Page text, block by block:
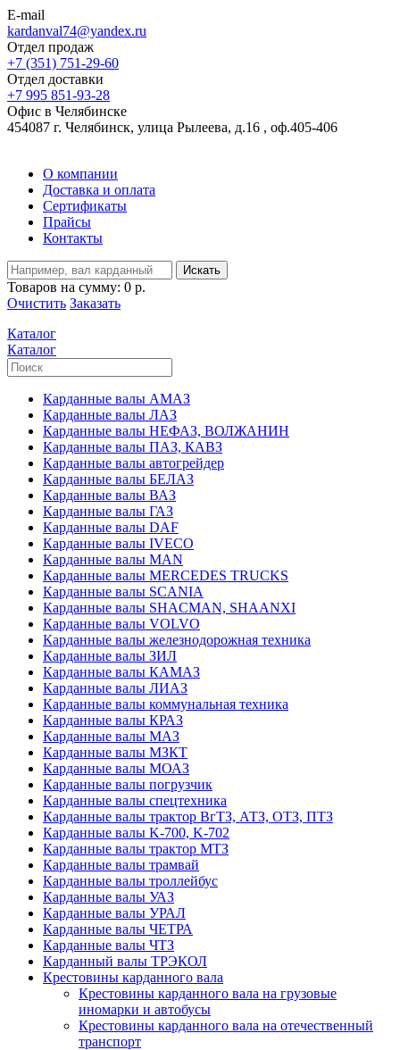
E-mail
kardanval74@yandex.ru
Отдел продаж
+7 (351) 751-29-60
Отдел доставки
+7 995 851-93-28
Офис в Челябинске
454087 г. Челябинск, улица Рылеева, д.16 , оф.405-406
О компании
Доставка и оплата
Сертификаты
Прайсы
Контакты
Искать
Товаров на сумму: 0 р.
Очистить Заказать
Каталог
Каталог
Карданные валы АМАЗ
Карданные валы ЛАЗ
Карданные валы НЕФАЗ, ВОЛЖАНИН
Карданные валы ПАЗ, КАВЗ
Карданные валы автогрейдер
Карданные валы БЕЛАЗ
Карданные валы ВАЗ
Карданные валы ГАЗ
Карданные валы DAF
Карданные валы IVECO
Карданные валы MAN
Карданные валы MERCEDES TRUCKS
Карданные валы SCANIA
Карданные валы SHACMAN, SHAANXI
Карданные валы VOLVO
Карданные валы железнодорожная техника
Карданные валы ЗИЛ
Карданные валы КАМАЗ
Карданные валы ЛИАЗ
Карданные валы коммунальная техника
Карданные валы КРАЗ
Карданные валы МАЗ
Карданные валы МЗКТ
Карданные валы МОАЗ
Карданные валы погрузчик
Карданные валы спецтехника
Карданные валы трактор ВгТЗ, АТЗ, ОТЗ, ПТЗ
Карданные валы K-700, K-702
Карданные валы трактор МТЗ
Карданные валы трамвай
Карданные валы троллейбус
Карданные валы УАЗ
Карданные валы УРАЛ
Карданные валы ЧЕТРА
Карданные валы ЧТЗ
Карданный валы ТРЭКОЛ
Крестовины карданного вала
Крестовины карданного вала на грузовые
иномарки и автобусы
Крестовины карданного вала на отечественный
транспорт